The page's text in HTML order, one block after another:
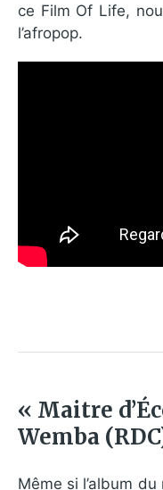
ce Film Of Life,
l’afropop.
« Maitre
Wemba
Même si l’album